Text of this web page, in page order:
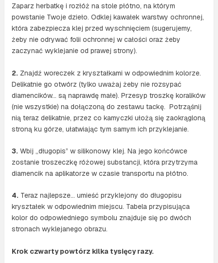
Zaparz herbatkę i rozłóż na stole płótno, na którym
powstanie Twoje dzieło. Odklej kawałek warstwy ochronnej,
która zabezpiecza klej przed wyschnięciem (sugerujemy,
żeby nie odrywać folii ochronnej w całości oraz żeby
zaczynać wyklejanie od prawej strony).
2.Znajdź woreczek z kryształkami w odpowiednim kolorze.
Delikatnie go otwórz (tylko uważaj żeby nie rozsypać
diamencików… są naprawdę małe). Przesyp troszkę koralików
(nie wszystkie) na dołączoną do zestawu tackę. Potrząśnij
nią teraz delikatnie, przez co kamyczki ułożą się zaokrągloną
stroną ku górze, ułatwiając tym samym ich przyklejanie.
3.Wbij „długopis” w silikonowy klej. Na jego końcówce
zostanie troszeczkę różowej substancji, która przytrzyma
diamencik na aplikatorze w czasie transportu na płótno.
4.Teraz najlepsze… umieść przyklejony do długopisu
kryształek w odpowiednim miejscu. Tabela przypisująca
kolor do odpowiedniego symbolu znajduje się po dwóch
stronach wyklejanego obrazu.
Krok czwarty powtórz kilka tysięcy razy.